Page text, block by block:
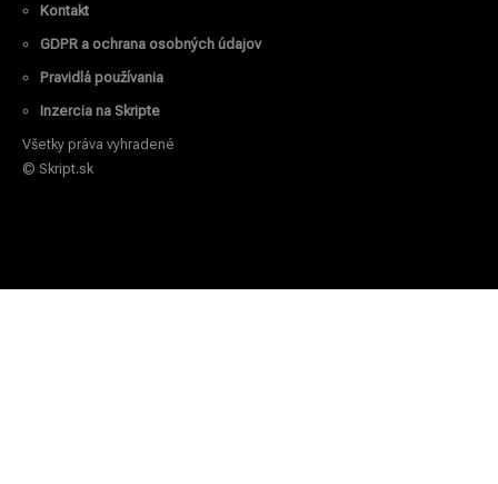
Kontakt
GDPR a ochrana osobných údajov
Pravidlá používania
Inzercia na Skripte
Všetky práva vyhradené
© Skript.sk